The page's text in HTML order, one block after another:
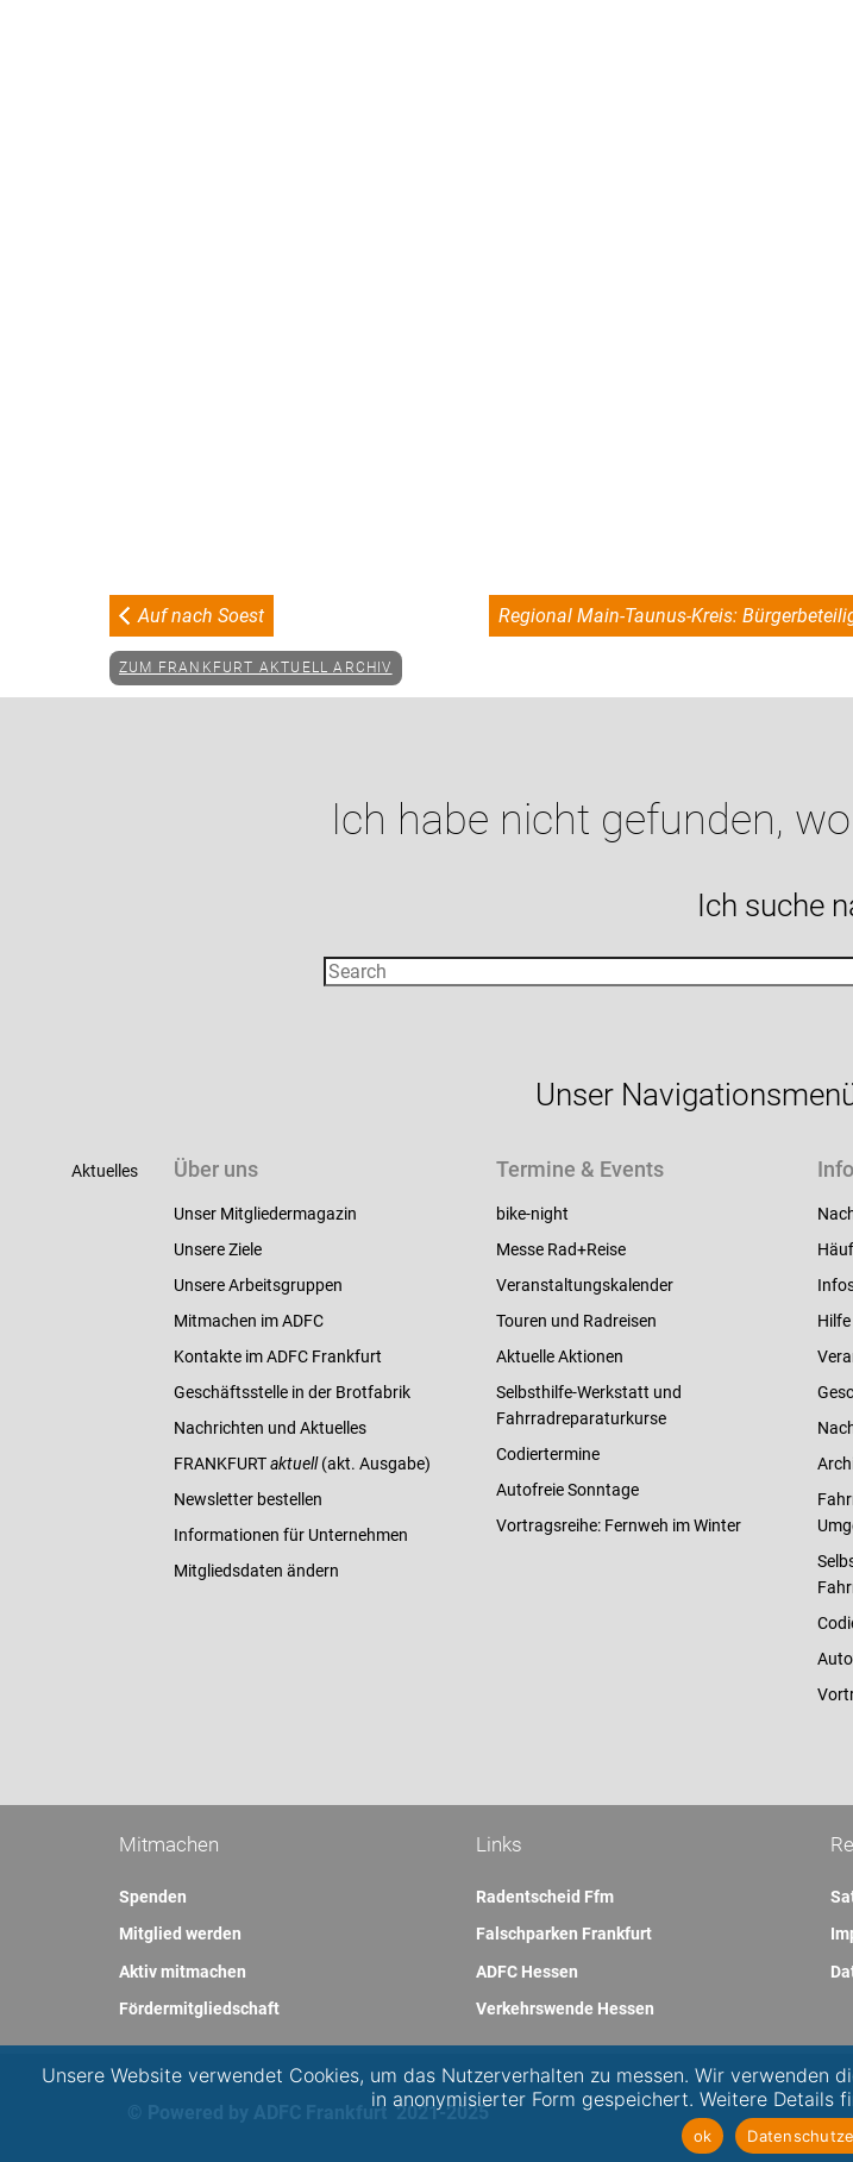
Auf nach Soest Regional Main-Taunus-Kreis:
ZUM FRANKFURT AKTUELL ARCHIV
Ich habe nicht gefunden,
Ich suche
Unser
Aktuelles Über uns
Unser Mitgliedermagazin
Unsere Ziele
Unsere Arbeitsgruppen
Mitmachen im ADFC
Kontakte im ADFC Frankfurt
Geschäftsstelle in der Brotfabrik
Nachrichten und Aktuelles
FRANKFURTaktuell(akt. Ausgabe)
Newsletter bestellen
Informationen für Unternehmen
Mitgliedsdaten ändern
Termine & Events
bike-night
Messe Rad+Reise
Veranstaltungskalender
Touren und Radreisen
Aktuelle Aktionen
Selbsthilfe-Werkstatt und
Fahrradreparaturkurse
Codiertermine
Autofreie Sonntage
Vortragsreihe: Fernweh im Winter
Mitmachen
Spenden
Mitglied werden
Aktiv mitmachen
Fördermitgliedschaft
Links
Radentscheid Ffm
Falschparken Frankfurt
ADFC Hessen
Verkehrswende Hessen
© Powered by ADFC Frankfurt 2021-2025
Unsere Website verwendet Cookies, um das Nutzerverhalten zu messen. Wir verwenden
in anonymisierter Form gespeichert. Weitere Details
ok